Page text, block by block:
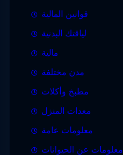
قوانين المالية
لياقتك البدنية
مالية
مدن مختلفة
مطبخ وأكلات
معدات المنزل
معلومات عامة
معلومات عن الحيوانات